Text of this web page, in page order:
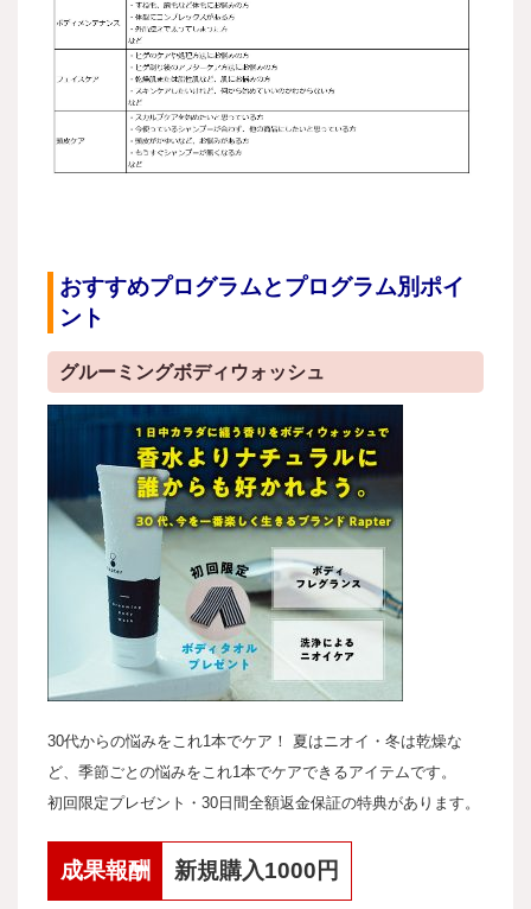
おすすめプログラムとプログラム別ポイ
ント
グルーミングボディウォッシュ
30代からの悩みをこれ1本でケア！ 夏はニオイ・冬は乾燥な
ど、季節ごとの悩みをこれ1本でケアできるアイテムです。
初回限定プレゼント・30日間全額返金保証の特典があります。
成果報酬 新規購入1000円